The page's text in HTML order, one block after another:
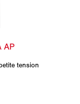
tension